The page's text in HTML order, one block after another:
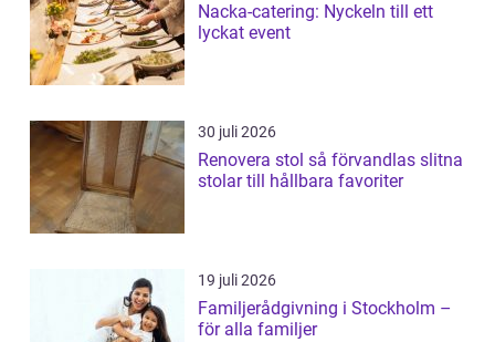
Nacka-catering: Nyckeln till ett
lyckat event
30 juli 2026
Renovera stol så förvandlas slitna
stolar till hållbara favoriter
19 juli 2026
Familjerådgivning i Stockholm –
för alla familjer